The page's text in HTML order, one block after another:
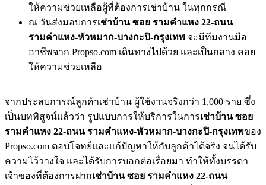
ให้ความช่วยเหลือผู้ที่ต้องการเช่าบ้าน ในทุกกรณี
ณ วันส่งมอบการเช่าบ้าน ซอย รามคำแหง 22-ถนน
รามคำแหง-หัวหมาก-บางกะปิ-กรุงเทพ จะมีทีมงานมือ
อาชีพจาก Propso.com เดินทางไปด้วย และเป็นกลาง คอย
ให้ความช่วยเหลือ
จากประสบการณ์ลูกค้าเช่าบ้าน ผู้ใช้งานจริงกว่า 1,000 ราย ซึ่ง
เป็นบทพิสูจน์แล้วว่า รูปแบบการให้บริการในการเช่าบ้าน ซอย
รามคำแหง 22-ถนน รามคำแหง-หัวหมาก-บางกะปิ-กรุงเทพของ
Propso.com ตอบโจทย์และแก้ปัญหาให้กับลูกค้าได้จริง จนได้รับ
ความไว้วางใจ และได้รับการบอกต่อเรื่อยมา ทำให้ทั้งบรรดา
เจ้าของที่ต้องการฝากเช่าบ้าน ซอย รามคำแหง 22-ถนน